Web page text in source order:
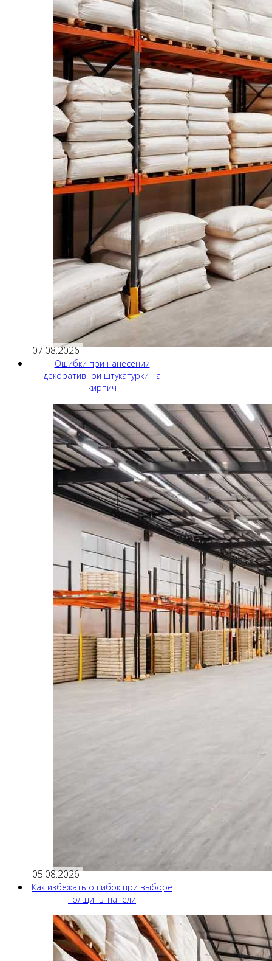
07.08.2026
Ошибки при нанесении
декоративной штукатурки на
кирпич
05.08.2026
Как избежать ошибок при выборе
толщины панели